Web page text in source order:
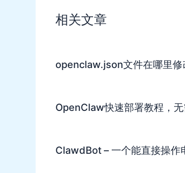
相关文章
openclaw.json文件在哪里修
OpenClaw快速部署教程，
ClawdBot – 一个能直接操作